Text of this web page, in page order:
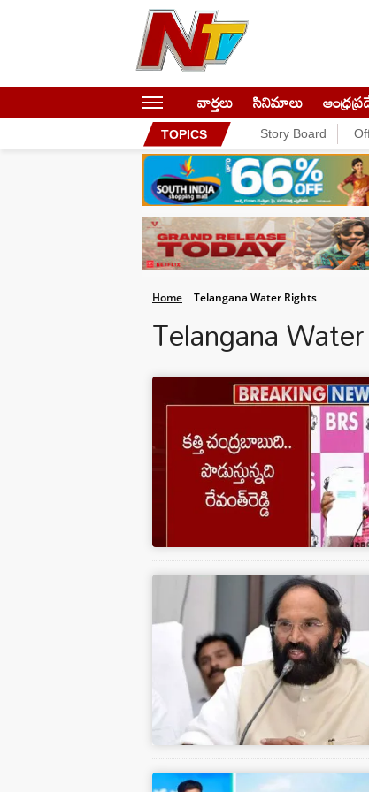
వార్తలు సినిమాలు
TOPICS Story Board
Home Telangana Water Rights
Telangana